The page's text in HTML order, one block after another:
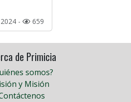
- 659
de Primicia
somos?
y Misión